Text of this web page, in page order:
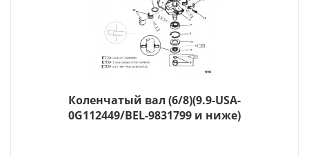
Коленчатый вал (6/8)(9.9-USA-
0G112449/BEL-9831799 и ниже)